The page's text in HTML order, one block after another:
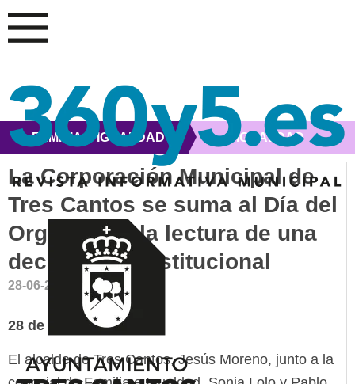
FAMILIA E IGUALDAD IGUALDAD
La Corporación Municipal de
Tres Cantos se suma al Día del
Orgullo con la lectura de una
declaración institucional
28-06-2022
28 de junio de 2022.-
El alcalde de Tres Cantos, Jesús Moreno, junto a la